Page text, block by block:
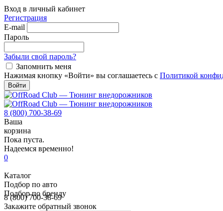
Вход в личный кабинет
Регистрация
E-mail
Пароль
Забыли свой пароль?
Запомнить меня
Нажимая кнопку «Войти» вы соглашаетесь с Политикой
Войти
8 (800) 700-38-69
Ваша
корзина
Пока пуста.
Надеемся временно!
0
Каталог
Подбор по авто
Подбор по бренду
8 (800) 700-38-69
Закажите обратный звонок